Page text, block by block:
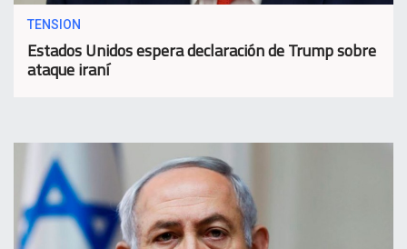
TENSION
Estados Unidos espera declaración de Trump sobre
ataque iraní